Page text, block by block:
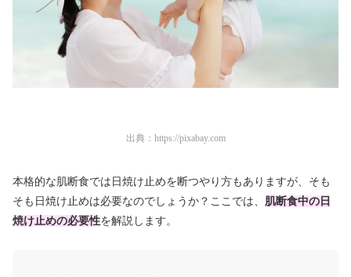
出典： https://pixabay.com
本格的な肌断食では日焼け止めを断つやり方もありますが、そも
そも日焼け止めは必要なのでしょうか？ここでは、 肌断食中の日
焼け止めの必要性を解説します。